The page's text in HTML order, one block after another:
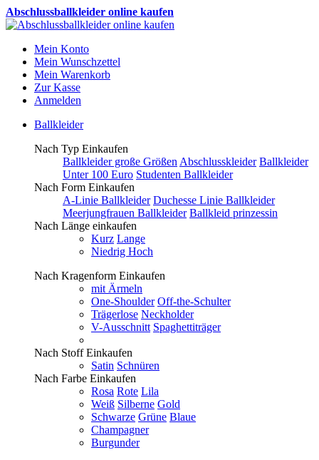
Abschlussballkleider online kaufen
Mein Konto
Mein Wunschzettel
Mein Warenkorb
Zur Kasse
Anmelden
Ballkleider
Nach Typ Einkaufen
Ballkleider große Größen Abschlusskleider Ballkleider
Unter 100 Euro Studenten Ballkleider
Nach Form Einkaufen
A-Linie Ballkleider Duchesse Linie Ballkleider
Meerjungfrauen Ballkleider Ballkleid prinzessin
Nach Länge einkaufen
Kurz Lange
Niedrig Hoch
Nach Kragenform Einkaufen
mit Ärmeln
One-Shoulder Off-the-Schulter
Trägerlose Neckholder
V-Ausschnitt Spaghettiträger
Nach Stoff Einkaufen
Satin Schnüren
Nach Farbe Einkaufen
Rosa Rote Lila
Weiß Silberne Gold
Schwarze Grüne Blaue
Champagner
Burgunder